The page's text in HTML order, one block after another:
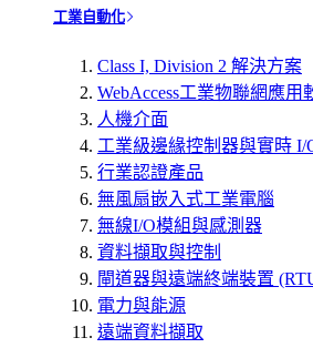
工業自動化
Class I, Division 2 解決方案
WebAccess工業物聯網應用
人機介面
工業級邊緣控制器與實時 I/
行業認證產品
無風扇嵌入式工業電腦
無線I/O模組與感測器
資料擷取與控制
閘道器與遠端終端裝置
電力與能源
遠端資料擷取